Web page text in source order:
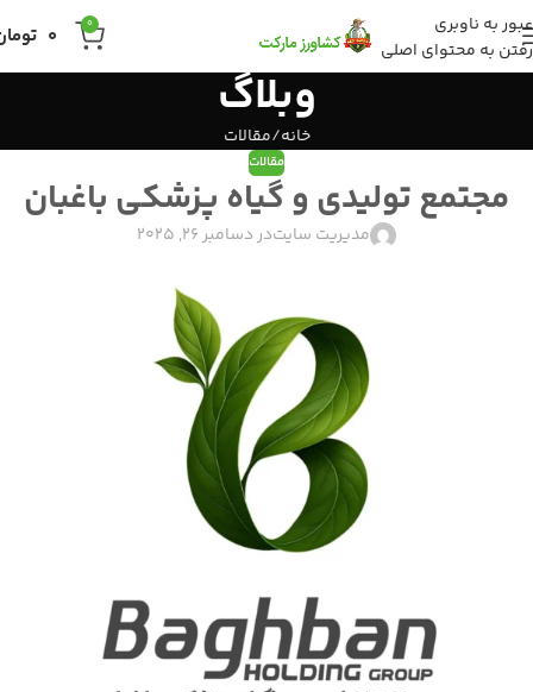
عبور به ناوبری
رفتن به محتوای اصلی
0
0
وبلاگ
خانه مقالات
مقالات
مجتمع تولیدی و گیاه پزشکی باغبان
مدیریت سایتدر دسامبر 26, 2025